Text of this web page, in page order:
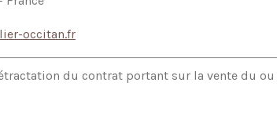
occitan.fr
du contrat portant sur la vente du